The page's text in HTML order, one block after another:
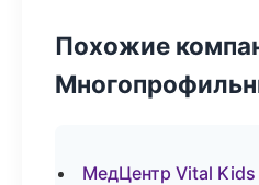
Похожие
МедЦентр Vital